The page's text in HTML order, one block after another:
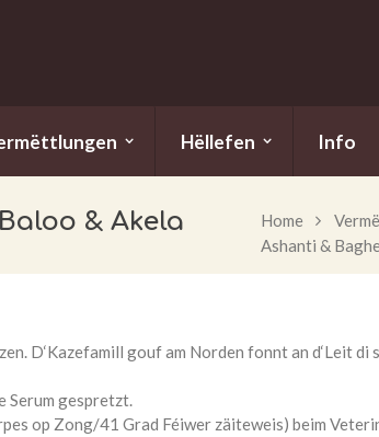
Hëllefen Info
& Akela Home
Ashanti &
D‘Kazefamill gouf am Norden fonnt an d‘Leit di
Serum gespretzt.
op Zong/41 Grad Féiwer zäiteweis) beim